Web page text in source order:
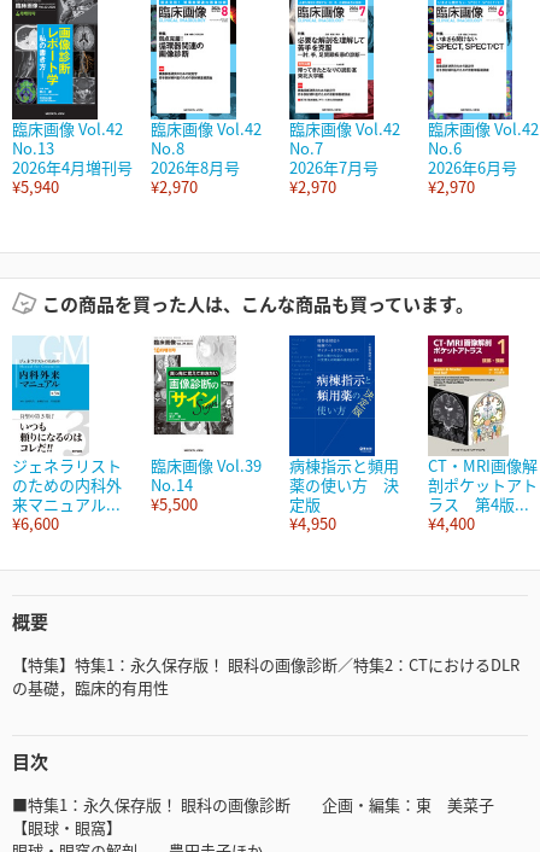
臨床画像 Vol.42
No.13
2026年4月増刊号
¥5,940
臨床画像 Vol.42
No.8
2026年8月号
¥2,970
臨床画像 Vol.42
No.7
2026年7月号
¥2,970
臨床画像 Vol.42
No.6
2026年6月号
¥2,970
この商品を買った人は、こんな商品も買っています。
ジェネラリスト
のための内科外
来マニュアル...
¥6,600
臨床画像 Vol.39
No.14
¥5,500
病棟指示と頻用
薬の使い方 決
定版
¥4,950
CT・MRI画像解
剖ポケットアト
ラス 第4版...
¥4,400
概要
【特集】特集1：永久保存版！ 眼科の画像診断／特集2：CTにおけるDLR
の基礎，臨床的有用性
目次
■特集1：永久保存版！ 眼科の画像診断 企画・編集：東 美菜子
【眼球・眼窩】